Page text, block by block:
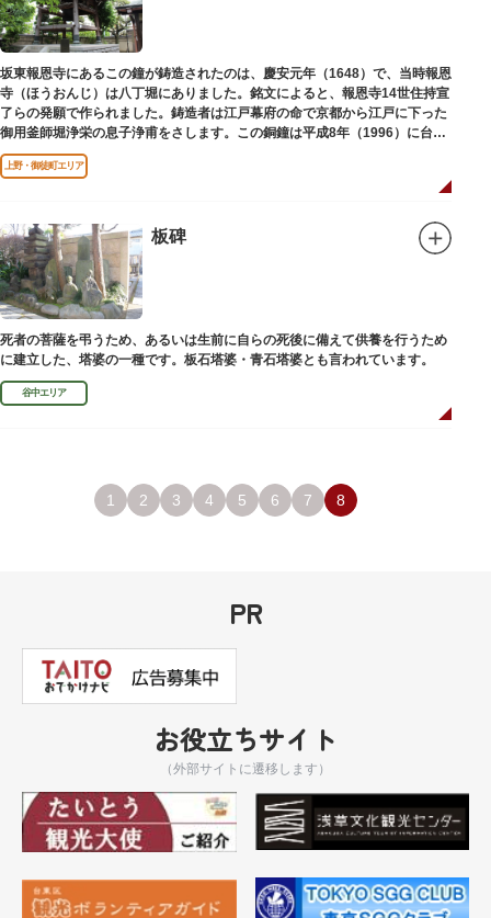
坂東報恩寺にあるこの鐘が鋳造されたのは、慶安元年（1648）で、当時報恩
寺（ほうおんじ）は八丁堀にありました。銘文によると、報恩寺14世住持宣
了らの発願で作られました。鋳造者は江戸幕府の命で京都から江戸に下った
御用釜師堀浄栄の息子浄甫をさします。この銅鐘は平成8年（1996）に台東
区有形文化財として登載されました。
上野・御徒町エリア
板碑
死者の菩薩を弔うため、あるいは生前に自らの死後に備えて供養を行うため
に建立した、塔婆の一種です。板石塔婆・青石塔婆とも言われています。
谷中エリア
1 2 3 4 5 6 7 8
PR
お役立ちサイト
（外部サイトに遷移します）